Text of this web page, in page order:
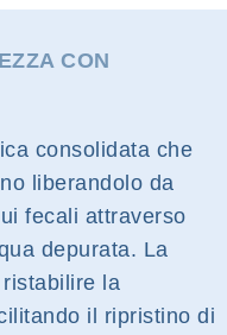
CON
consolidata che
liberandolo da
fecali attraverso
depurata. La
la
il ripristino di